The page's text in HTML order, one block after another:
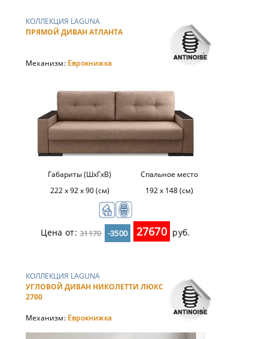
КОЛЛЕКЦИЯ LAGUNA
ПРЯМОЙ ДИВАН АТЛАНТА
Механизм: Еврокнижка
Габариты (ШхГхВ)
222 х 92 х 90 (см)
Спальное место
192 х 148 (см)
Цена от:31170 -3500 27670 руб.
КОЛЛЕКЦИЯ LAGUNA
УГЛОВОЙ ДИВАН НИКОЛЕТТИ ЛЮКС
2700
Механизм: Еврокнижка